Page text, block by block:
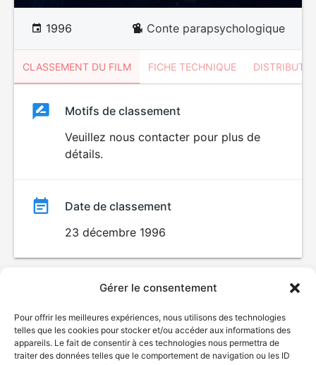
Gérer le consentement
Pour offrir les meilleures expériences, nous utilisons des technologies
telles que les cookies pour stocker et/ou accéder aux informations des
appareils. Le fait de consentir à ces technologies nous permettra de
traiter des données telles que le comportement de navigation ou les ID
1996 Conte parapsychologique
CLASSEMENT DU FILM FICHE TECHNIQUE
ClassementClassement
Motifs de classement
Veuillez nous contacter pour plus de
détails.
Date de classement
23 décembre 1996